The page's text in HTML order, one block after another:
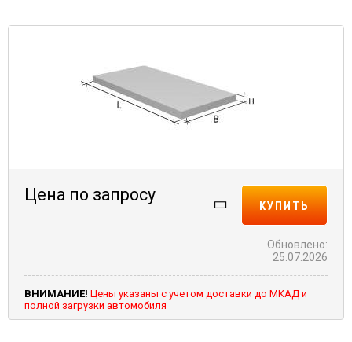
Цена по запросу
КУПИТЬ
Обновлено:
25.07.2026
ВНИМАНИЕ! Цены указаны с учетом доставки до МКАД и
полной загрузки автомобиля